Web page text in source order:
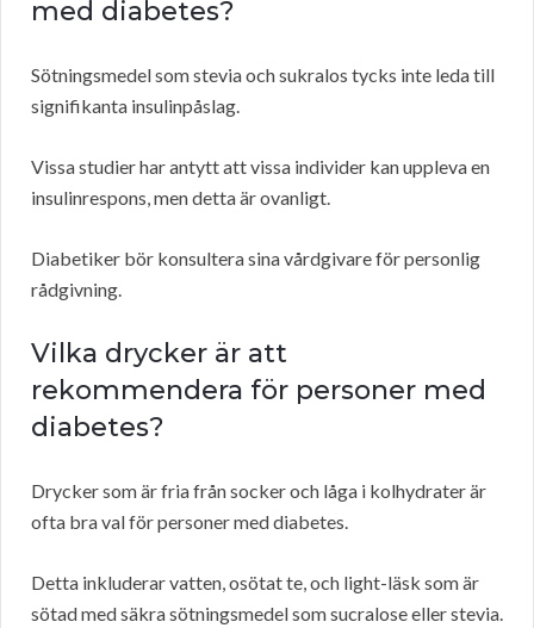
med diabetes?
Sötningsmedel som stevia och sukralos tycks inte leda till
signifikanta insulinpåslag.
Vissa studier har antytt att vissa individer kan uppleva en
insulinrespons, men detta är ovanligt.
Diabetiker bör konsultera sina vårdgivare för personlig
rådgivning.
Vilka drycker är att
rekommendera för personer med
diabetes?
Drycker som är fria från socker och låga i kolhydrater är
ofta bra val för personer med diabetes.
Detta inkluderar vatten, osötat te, och light-läsk som är
sötad med säkra sötningsmedel som sucralose eller stevia.